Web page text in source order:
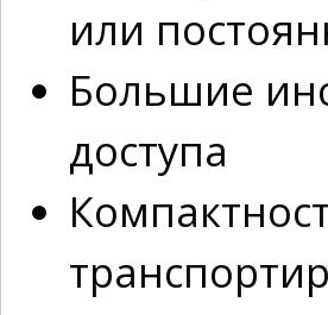
или
Большие
доступа